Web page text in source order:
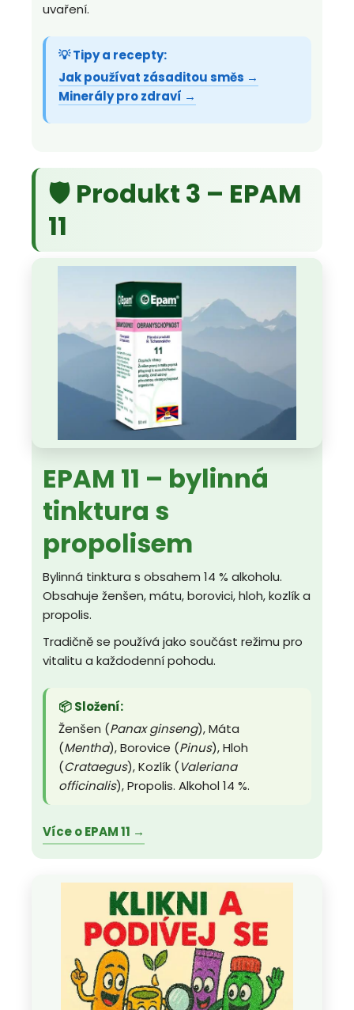
uvaření.
💡 Tipy a recepty:
Jak používat zásaditou směs →
Minerály pro zdraví →
🛡️ Produkt 3 – EPAM
11
EPAM 11 – bylinná
tinktura s
propolisem
Bylinná tinktura s obsahem 14 % alkoholu.
Obsahuje ženšen, mátu, borovici, hloh, kozlík a
propolis.
Tradičně se používá jako součást režimu pro
vitalitu a každodenní pohodu.
📦 Složení:
Ženšen (Panax ginseng), Máta
(Mentha), Borovice (Pinus), Hloh
(Crataegus), Kozlík (Valeriana
officinalis), Propolis. Alkohol 14 %.
Více o EPAM 11 →